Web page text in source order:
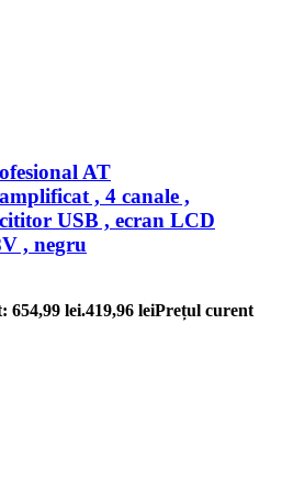
AT
, 4 canale ,
USB , ecran LCD
, negru
654,99 lei.419,96 leiPrețul curent